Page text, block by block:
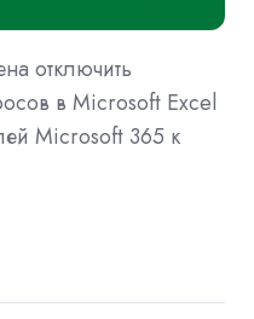
отключить
в Microsoft Excel
Microsoft 365 к